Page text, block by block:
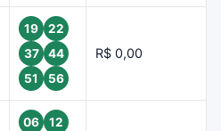
19
22
37
44
51
56
R$ 0,00
06
12